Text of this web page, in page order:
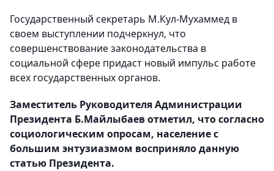
Государственный секретарь М.Кул-Мухаммед в
своем выступлении подчеркнул, что
совершенствование законодательства в
социальной сфере придаст новый импульс работе
всех государственных органов.
Заместитель Руководителя Администрации
Президента Б.Майлыбаев отметил, что согласно
социологическим опросам, население с
большим энтузиазмом восприняло данную
статью Президента.